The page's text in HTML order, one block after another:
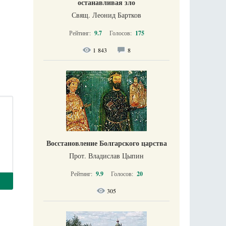
останавливая зло
Свящ. Леонид Бартков
Рейтинг: 9.7 Голосов: 175
1 843 8
Восстановление Болгарского царства
Прот. Владислав Цыпин
Рейтинг: 9.9 Голосов: 20
305